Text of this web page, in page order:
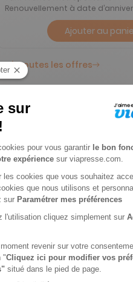
Renouvellement à date
Ajouter au
Voir toutes les offres
consacre avant tout à la
Techniques